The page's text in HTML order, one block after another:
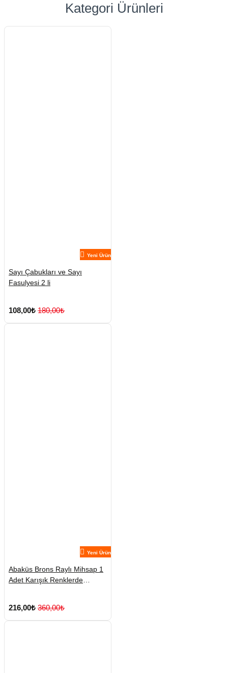
Kategori Ürünleri
Yeni Ürün
Sayı Çabukları ve Sayı
Fasulyesi 2 li
108,00₺ 180,00₺
Yeni Ürün
Abaküs Brons Raylı Mihsap 1
Adet Karışık Renklerde
216,00₺ 360,00₺